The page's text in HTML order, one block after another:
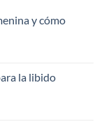
y cómo
la libido